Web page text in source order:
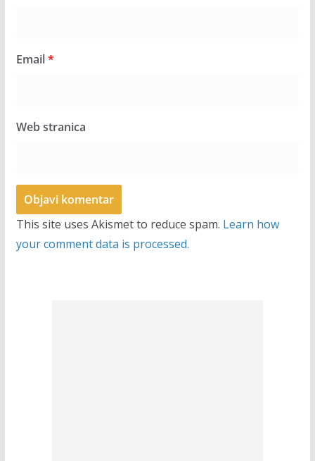
Email*
Web stranica
This site uses Akismet to reduce spam. Learn how
your comment data is processed.